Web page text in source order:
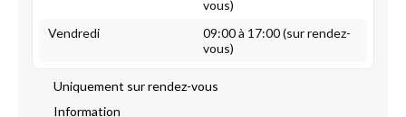
vous)
Vendredi
09:00 à 17:00 (sur rendez-
vous)
Uniquement sur rendez-vous
Information